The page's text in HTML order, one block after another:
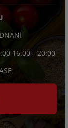
16:00 – 20:00